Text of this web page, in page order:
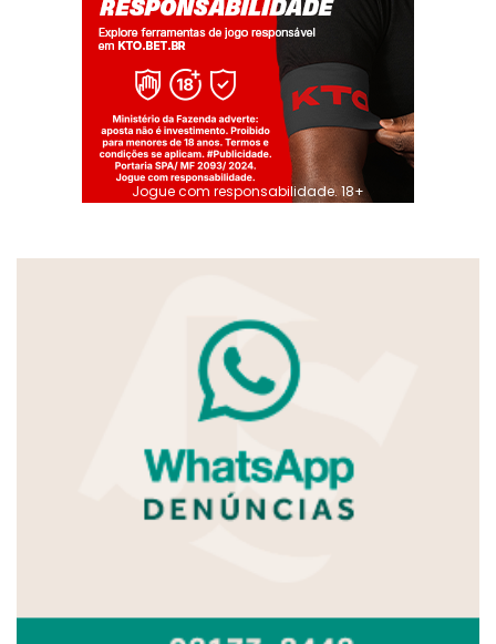
Jogue com responsabilidade. 18+